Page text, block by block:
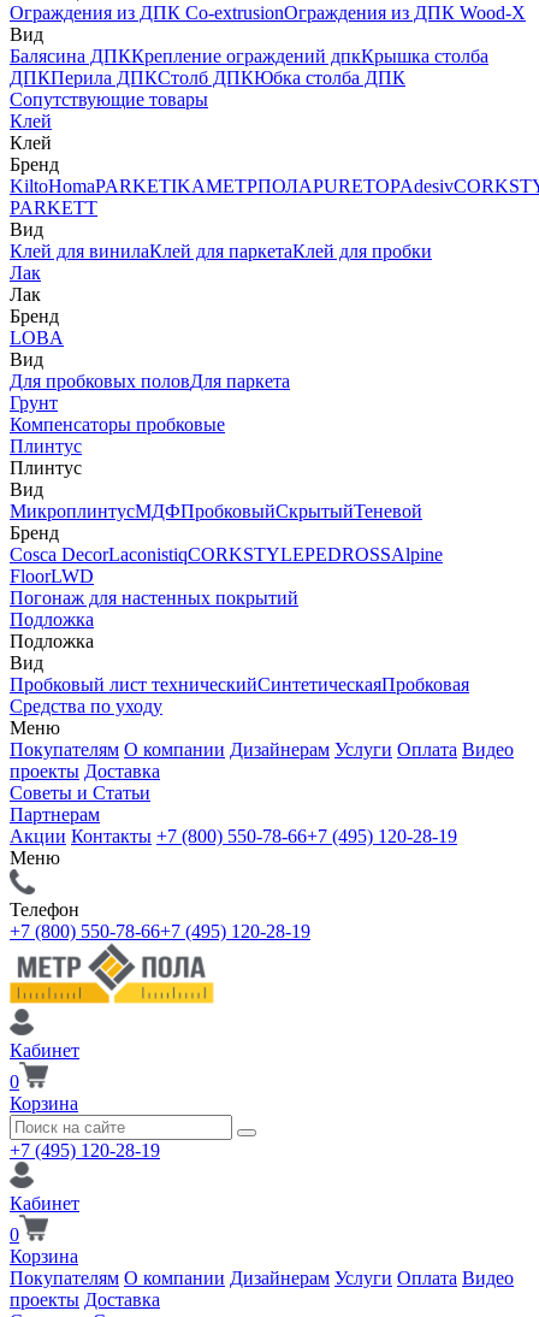
Ограждения из ДПК Co-extrusionОграждения из ДПК Wood-X
Вид
Балясина ДПККрепление ограждений дпкКрышка столба
ДПКПерила ДПКСтолб ДПКЮбка столба ДПК
Сопутствующие товары
Клей
Клей
Бренд
KiltoHomaPARKETIKAМЕТРПОЛАPURETOPAdesiv
PARKETT
Вид
Клей для винилаКлей для паркетаКлей для пробки
Лак
Лак
Бренд
LOBA
Вид
Для пробковых половДля паркета
Грунт
Компенсаторы пробковые
Плинтус
Плинтус
Вид
МикроплинтусМДФПробковыйСкрытыйТеневой
Бренд
Cosca DecorLaconistiqCORKSTYLEPEDROSSAlpine
FloorLWD
Погонаж для настенных покрытий
Подложка
Подложка
Вид
Пробковый лист техническийСинтетическаяПробковая
Средства по уходу
Меню
Покупателям О компании Дизайнерам Услуги Оплата Видео
проекты Доставка
Советы и Статьи
Партнерам
Акции Контакты +7 (800) 550-78-66+7 (495) 120-28-19
Меню
Телефон
+7 (800) 550-78-66+7 (495) 120-28-19
Кабинет
0
Корзина
+7 (495) 120-28-19
Кабинет
0
Корзина
Покупателям О компании Дизайнерам Услуги Оплата Видео
проекты Доставка